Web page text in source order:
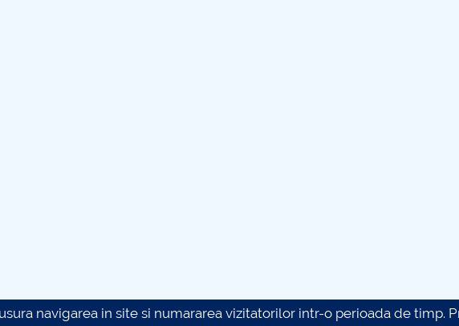
navigarea in site si numararea vizitatorilor intr-o perioada de timp.